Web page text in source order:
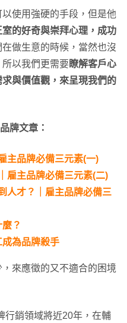
使用強硬的手段，但是他
的好奇與崇拜心理，成功
在做生意的時候，當然也沒
以我們更需要瞭解客戶心
與價值觀，來呈現我們的
牌文章：
主品牌必備三元素(一)
雇主品牌必備三元素(二)
人才？｜雇主品牌必備三
？
為品牌殺手
來應徵的又不適合的困境
行銷領域將近20年，在輔